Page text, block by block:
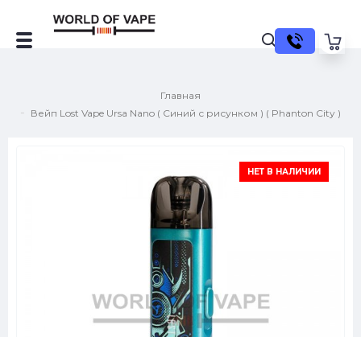
Главная
Вейп Lost Vape Ursa Nano ( Синий с рисунком ) ( Phanton City )
НЕТ В НАЛИЧИИ